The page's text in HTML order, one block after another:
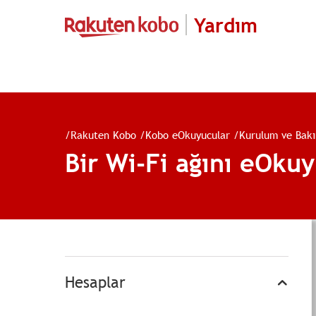
Yardım
/Rakuten Kobo /Kobo eOkuyucular /Kurulum ve
Bir Wi-Fi ağını
Hesaplar